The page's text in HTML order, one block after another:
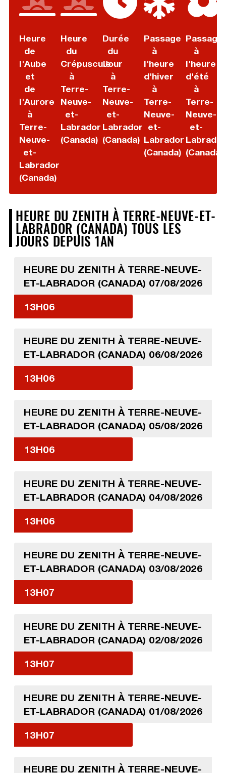
Heure
de
l'Aube
et
de
l'Aurore
à
Terre-
Neuve-
et-
Labrador
(Canada)
Heure
du
Crépuscule
à
Terre-
Neuve-
et-
Labrador
(Canada)
Durée
du
Jour
à
Terre-
Neuve-
et-
Labrador
(Canada)
Passage
à
l'heure
d'hiver
à
Terre-
Neuve-
et-
Labrador
(Canada)
Passage
à
l'heure
d'été
à
Terre-
Neuve-
et-
Labrador
(Canada)
HEURE DU ZENITH À TERRE-NEUVE-ET-
LABRADOR (CANADA) TOUS LES
JOURS DEPUIS 1AN
HEURE DU ZENITH À TERRE-NEUVE-
ET-LABRADOR (CANADA) 07/08/2026
13H06
HEURE DU ZENITH À TERRE-NEUVE-
ET-LABRADOR (CANADA) 06/08/2026
13H06
HEURE DU ZENITH À TERRE-NEUVE-
ET-LABRADOR (CANADA) 05/08/2026
13H06
HEURE DU ZENITH À TERRE-NEUVE-
ET-LABRADOR (CANADA) 04/08/2026
13H06
HEURE DU ZENITH À TERRE-NEUVE-
ET-LABRADOR (CANADA) 03/08/2026
13H07
HEURE DU ZENITH À TERRE-NEUVE-
ET-LABRADOR (CANADA) 02/08/2026
13H07
HEURE DU ZENITH À TERRE-NEUVE-
ET-LABRADOR (CANADA) 01/08/2026
13H07
HEURE DU ZENITH À TERRE-NEUVE-